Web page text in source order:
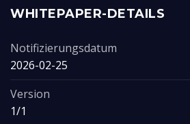
WHITEPAPER-DETAILS
Notifizierungsdatum
2026-02-25
Version
1/1